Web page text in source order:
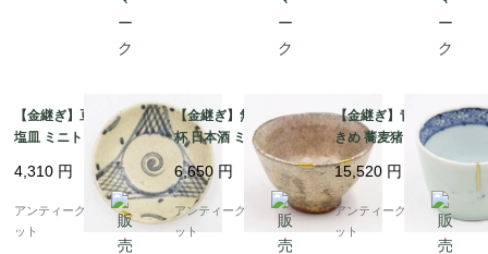
【金継ぎ】豆皿 小皿 手
塩皿 ミニトレイ 染付
呉須 藍色 焼き物 素朴
かわいい 明治 大正 骨
董 アンティーク（網・
渦）A
4,310 円
アンティークブルーパロ
ット
【金継ぎ】無地 貫入 盃
杯 日本酒 ミニマル レ
トロモダン アンティー
ク 和食器 酒器
6,650円
アンティークブルーパロ
ット
【金継ぎ】青磁 染付 大
きめ 蕎麦猪口 カップ
小鉢 骨董 和食器 呉須
藍 アンティーク 和モダ
ン（五弁花・菱・格
子）B
15,520 円
アンティークブルーパロ
ット